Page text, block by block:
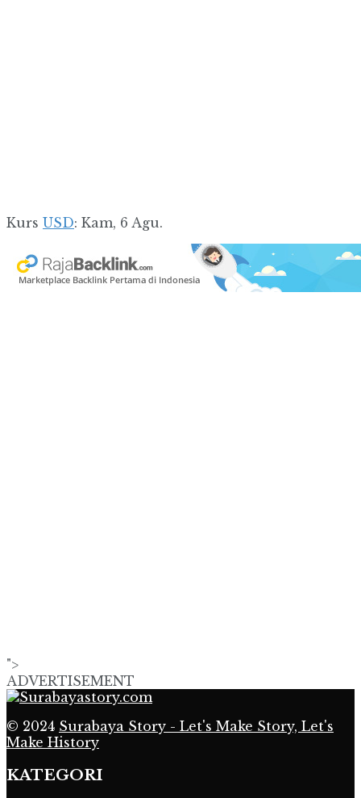
Kurs USD: Kam, 6 Agu.
">
ADVERTISEMENT
© 2024 Surabaya Story - Let's Make Story, Let's
Make History
KATEGORI